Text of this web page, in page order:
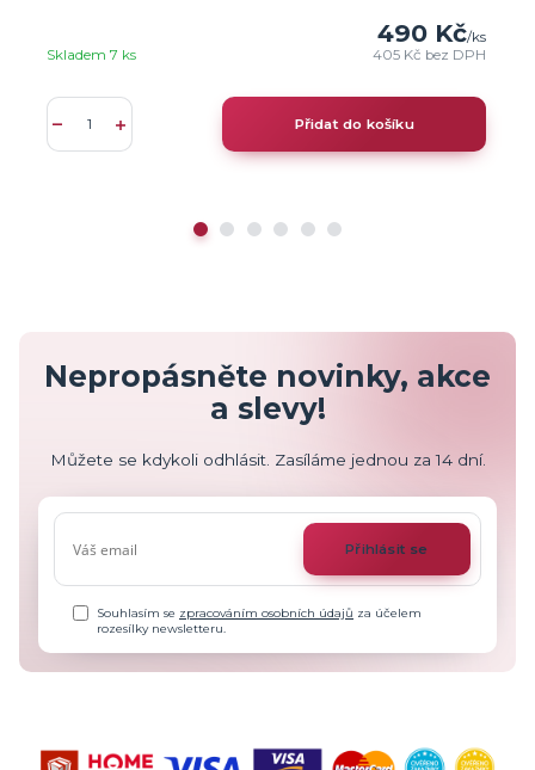
490 Kč/ks
405 Kč bez DPH
Skladem 7 ks
Přidat do košíku
Nepropásněte novinky, akce
a slevy!
Můžete se kdykoli odhlásit. Zasíláme jednou za 14 dní.
Přihlásit se
Souhlasím se zpracováním osobních údajů za účelem
rozesílky newsletteru.